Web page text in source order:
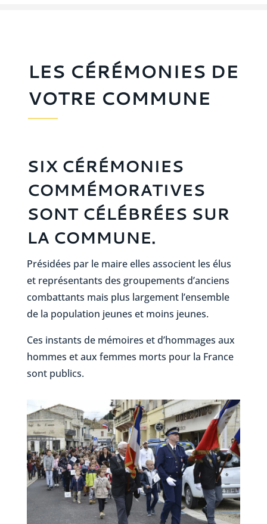
LES CÉRÉMONIES DE
VOTRE COMMUNE
SIX CÉRÉMONIES
COMMÉMORATIVES
SONT CÉLÉBRÉES SUR
LA COMMUNE.
Présidées par le maire elles associent les élus
et représentants des groupements d’anciens
combattants mais plus largement l’ensemble
de la population jeunes et moins jeunes.
Ces instants de mémoires et d’hommages aux
hommes et aux femmes morts pour la France
sont publics.